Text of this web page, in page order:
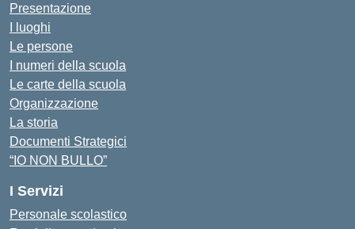
Presentazione
I luoghi
Le persone
I numeri della scuola
Le carte della scuola
Organizzazione
La storia
Documenti Strategici
“IO NON BULLO”
I Servizi
Personale scolastico